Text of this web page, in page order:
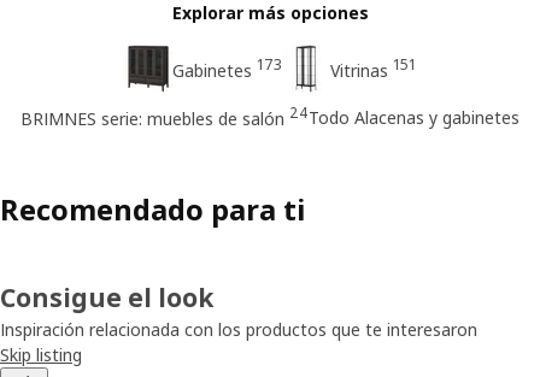
Explorar más opciones
Gabinetes 173 Vitrinas 151
BRIMNES serie: muebles de salón 24Todo Alacenas y gabinetes
Recomendado para ti
Consigue el look
Inspiración relacionada con los productos que te interesaron
Skip listing